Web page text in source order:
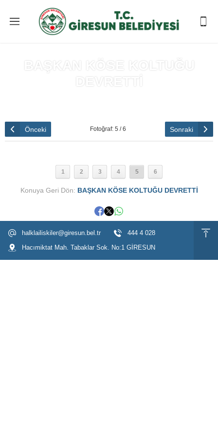
BAŞKAN KÖSE KOLTUĞU
DEVRETTİ
Önceki Fotoğraf: 5 / 6 Sonraki
1 2 3 4 5 6
Konuya Geri Dön: BAŞKAN KÖSE KOLTUĞU DEVRETTİ
halklailiskiler@giresun.bel.tr
444 4 028
Hacımiktat Mah. Tabaklar Sok. No:1 GİRESUN